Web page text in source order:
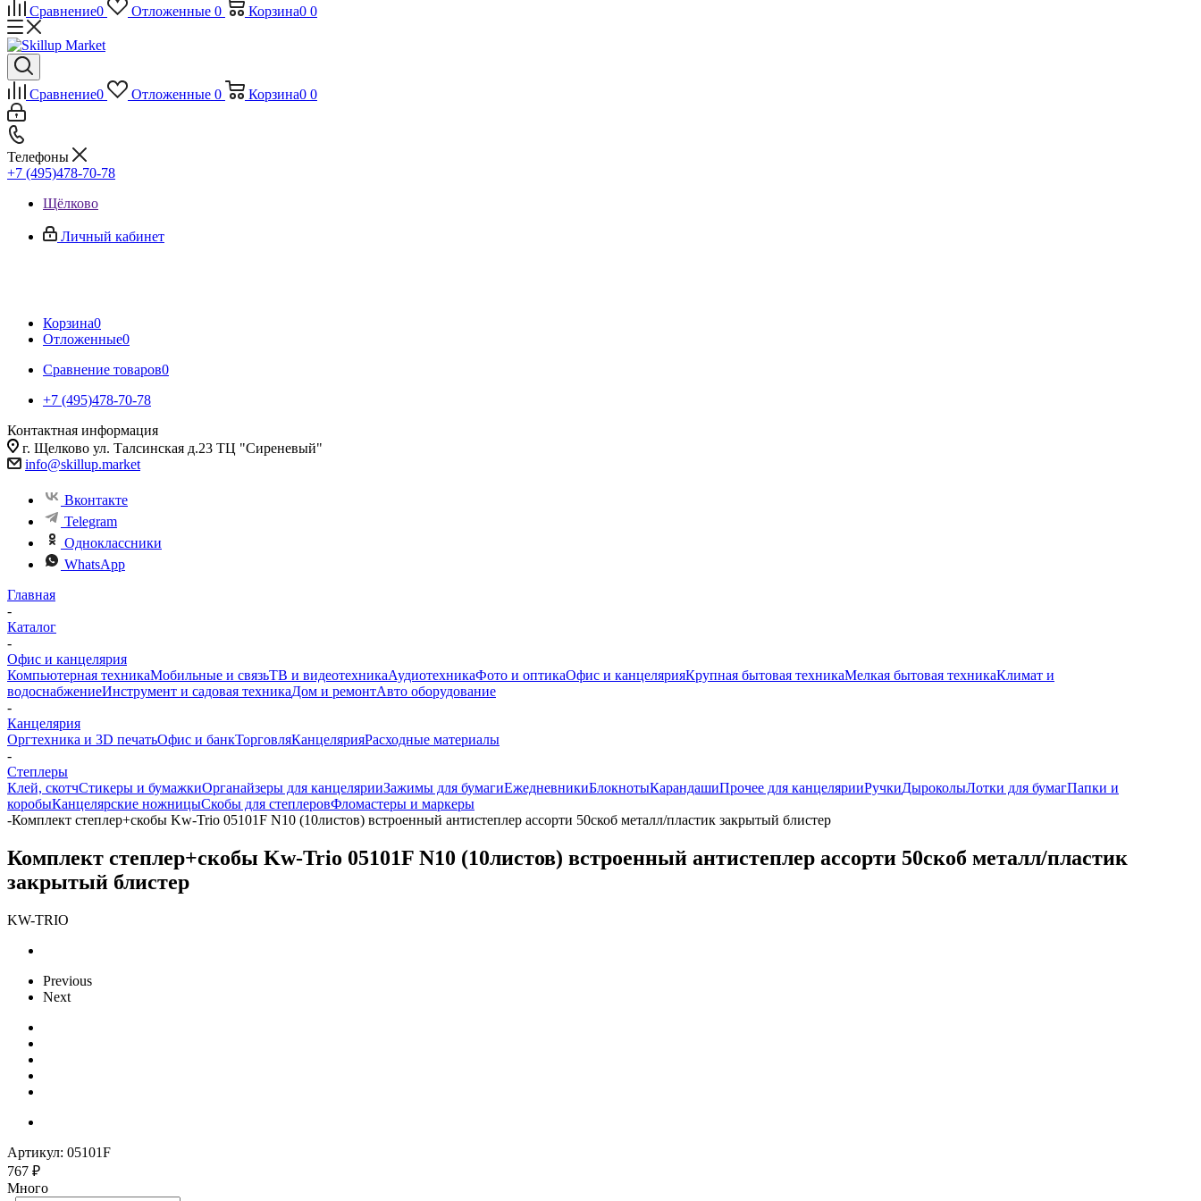
Сравнение0 Отложенные 0 Корзина0 0
Сравнение0 Отложенные 0 Корзина0 0
Телефоны
+7 (495)478-70-78
Щёлково
Личный кабинет
Корзина0
Отложенные0
Сравнение товаров0
+7 (495)478-70-78
Контактная информация
г. Щелково ул. Талсинская д.23 ТЦ "Сиреневый"
info@skillup.market
Вконтакте
Telegram
Одноклассники
WhatsApp
Главная
-
Каталог
-
Офис и канцелярия
Компьютерная техникаМобильные и связьТВ и видеотехникаАудиотехникаФото и оптикаОфис и канцелярияКрупная бытовая техникаМелкая бытовая техникаКлимат и
водоснабжениеИнструмент и садовая техникаДом и ремонтАвто оборудование
-
Канцелярия
Оргтехника и 3D печатьОфис и банкТорговляКанцелярияРасходные материалы
-
Степлеры
Клей, скотчСтикеры и бумажкиОрганайзеры для канцелярииЗажимы для бумагиЕжедневникиБлокнотыКарандашиПрочее для канцелярииРучкиДыроколыЛотки для бумагПапки и
коробыКанцелярские ножницыСкобы для степлеровФломастеры и маркеры
-Комплект степлер+скобы Kw-Trio 05101F N10 (10листов) встроенный антистеплер ассорти 50скоб металл/пластик закрытый блистер
Комплект степлер+скобы Kw-Trio 05101F N10 (10листов) встроенный антистеплер ассорти 50скоб металл/пластик
закрытый блистер
KW-TRIO
Previous
Next
Артикул: 05101F
767 ₽
Много